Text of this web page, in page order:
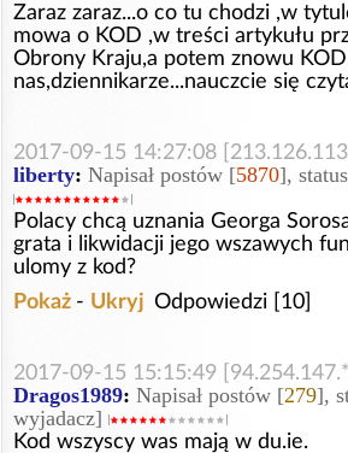
Zaraz zaraz...o co tu chodzi ,w
mowa o KOD ,w treści artykułu
Obrony Kraju,a potem znowu
nas,dziennikarze...nauczcie się
2017-09-15 14:27:08
liberty: Napisał postów [5870],
Polacy chcą uznania Georga
grata i likwidacji jego wszawych
ulomy z kod?
Pokaż - Ukryj Odpowiedzi [10]
2017-09-15 15:15:49
Dragos1989: Napisał postów [279],
wyjadacz]
Kod wszyscy was mają w du.ie.